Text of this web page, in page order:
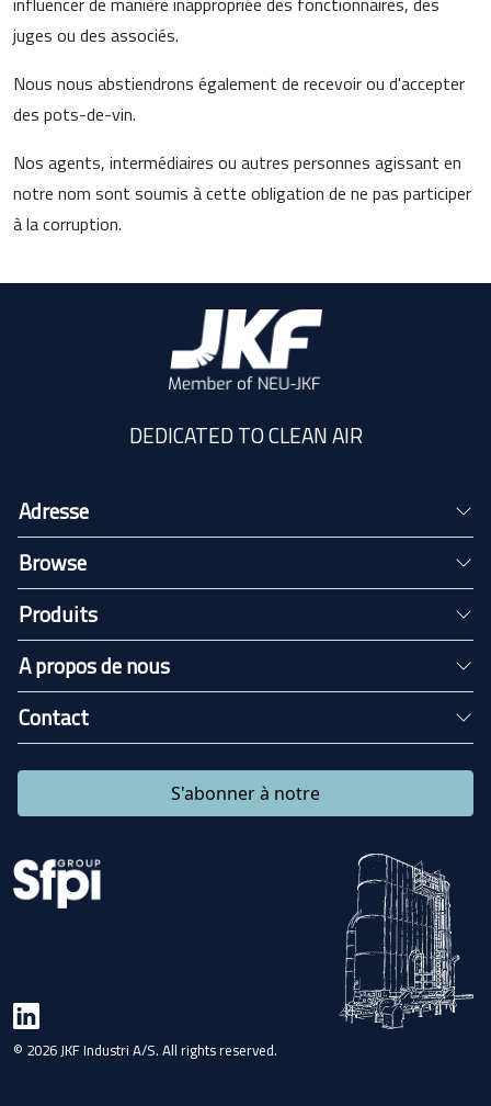
juges ou des associés.
Nous nous abstiendrons également de recevoir ou d'accepter
des pots-de-vin.
Nos agents, intermédiaires ou autres personnes agissant en
notre nom sont soumis à cette obligation de ne pas participer
à la corruption.
DEDICATED TO CLEAN AIR
Adresse
Browse
Produits
A propos de nous
Contact
S'abonner à notre
© 2026 JKF Industri A/S. All rights reserved.